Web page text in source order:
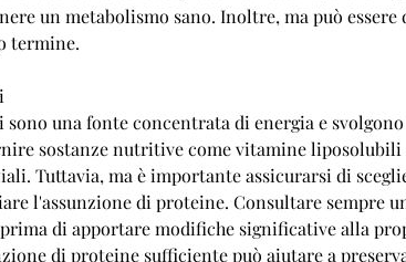
un metabolismo sano. Inoltre, ma può
termine.
sono una fonte concentrata di energia e
sostanze nutritive come vitamine liposolubili
Tuttavia, ma è importante assicurarsi di
l'assunzione di proteine. Consultare sempre
di apportare modifiche significative alla
di proteine ​​sufficiente può aiutare a